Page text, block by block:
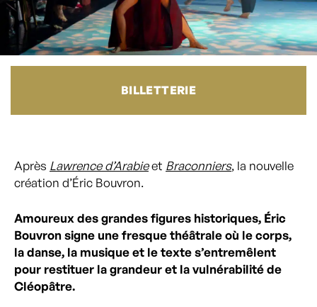
BILLETTERIE
Après Lawrence d’Arabieet Braconniers, la nouvelle
création d’Éric Bouvron.
Amoureux des grandes figures historiques, Éric
Bouvron signe une fresque théâtrale où le corps,
la danse, la musique et le texte s’entremêlent
pour restituer la grandeur et la vulnérabilité de
Cléopâtre.